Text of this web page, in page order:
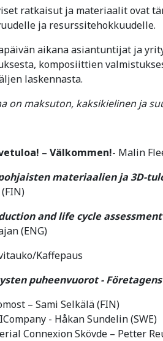
ratkaisut ja materiaalit ovat
ja resurssitehokkuudelle.
aikana asiantuntijat ja
komposiittien
laskennasta.
on maksuton, kaksikielinen ja
– Välkommen!- Malin
materiaalien ja 3D-
and life cycle
(ENG)
Kaffepaus
puheenvuorot -
– Sami Selkälä (FIN)
- Håkan Sundelin (SWE)
Connexion Skövde – Petter